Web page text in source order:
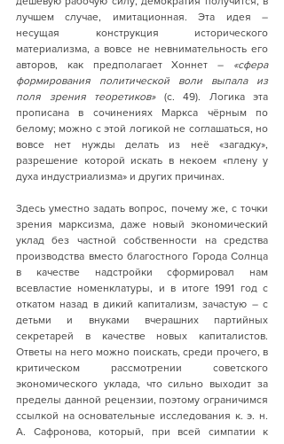
лучшем случае, имитационная. Эта идея –
несущая конструкция исторического
материализма, а вовсе не невнимательность его
авторов, как предполагает Хоннет – «сфера
формирования политической воли выпала из
поля зрения теоретиков» (с. 49). Логика эта
прописана в сочинениях Маркса чёрным по
белому; можно с этой логикой не соглашаться, но
вовсе нет нужды делать из неё «загадку»,
разрешение которой искать в некоем «плену у
духа индустриализма» и других причинах.
Здесь уместно задать вопрос, почему же, с точки
зрения марксизма, даже новый экономический
уклад без частной собственности на средства
производства вместо благостного Города Солнца
в качестве надстройки сформировал нам
всевластие номенклатуры, и в итоге 1991 год с
откатом назад в дикий капитализм, зачастую – с
детьми и внуками вчерашних партийных
секретарей в качестве новых капиталистов.
Ответы на него можно поискать, среди прочего, в
критическом рассмотрении советского
экономического уклада, что сильно выходит за
пределы данной рецензии, поэтому ограничимся
ссылкой на основательные исследования к. э. н.
А. Сафронова, который, при всей симпатии к